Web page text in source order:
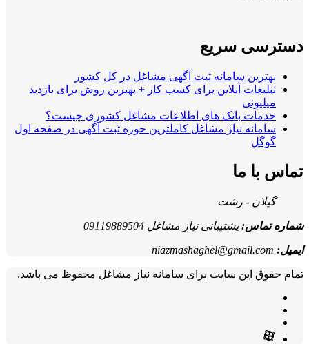
دسترسی سریع
بهترین سامانه ثبت آگهی مشاغل در کل کشور
تبلیغات آنلاین برای کسب کار + بهترین روش برای بازدید
میلیونی
خدمات بانک های اطلاعات مشاغل کشوری چیست؟
سامانه نیاز مشاغل کاملترین حوزه ثبت آگهی در صفحه اول
گوگل
تماس با ما
گیلان - رشت
شماره تماس:پشتیبانی نیاز مشاغل 09119889504
ایمیل: niazmashaghel@gmail.com
تمام حقوق این سایت برای سامانه نیاز مشاغل محفوظ می باشد.